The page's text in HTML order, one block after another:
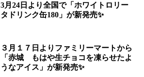
3月24日より全国で「ホワイトロリー
タドリンク缶180」が新発売✨
３月１７日よりファミリーマートから
「赤城 もはや生チョコを凍らせたよ
うなアイス」が新発売✨